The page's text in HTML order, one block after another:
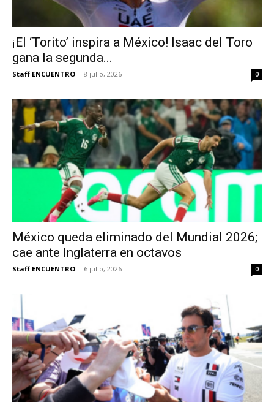
¡El ‘Torito’ inspira a México! Isaac del Toro
gana la segunda...
Staff ENCUENTRO - 8 julio, 2026 0
México queda eliminado del Mundial 2026;
cae ante Inglaterra en octavos
Staff ENCUENTRO - 6 julio, 2026 0